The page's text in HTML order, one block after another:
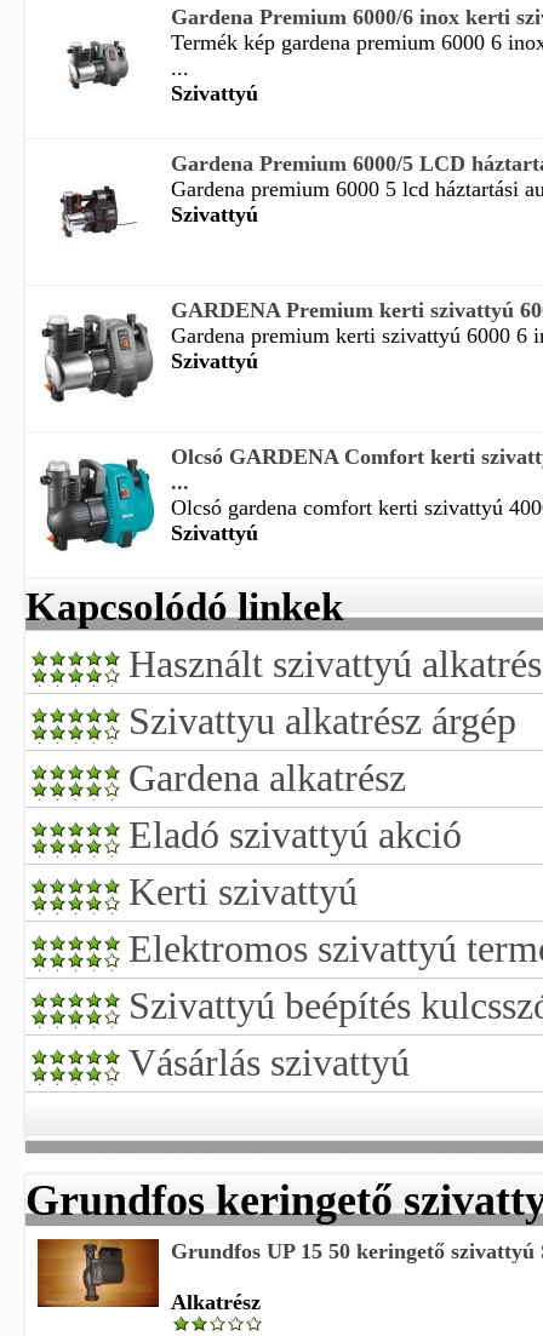
Gardena Premium 6000/6 inox kerti
Termék kép gardena premium 6000 6
...
Szivattyú
Gardena Premium 6000/5 LCD
Gardena premium 6000 5 lcd háztartási
Szivattyú
GARDENA Premium kerti szivattyú
Gardena premium kerti szivattyú 6000 6
Szivattyú
Olcsó GARDENA Comfort kerti
...
Olcsó gardena comfort kerti szivattyú
Szivattyú
Kapcsolódó linkek
Használt szivattyú
Szivattyu alkatrész árgép
Gardena alkatrész
Eladó szivattyú akció
Kerti szivattyú
Elektromos szivattyú
Szivattyú beépítés
Vásárlás szivattyú
Grundfos keringető
Grundfos UP 15 50 keringető szivattyú
Alkatrész